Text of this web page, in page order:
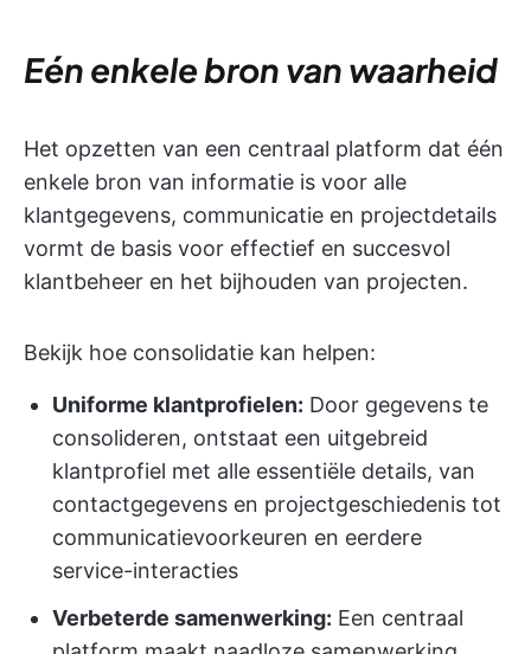
Eén enkele bron van waarheid
Het opzetten van een centraal platform dat één
enkele bron van informatie is voor alle
klantgegevens, communicatie en projectdetails
vormt de basis voor effectief en succesvol
klantbeheer en het bijhouden van projecten.
Bekijk hoe consolidatie kan helpen:
Uniforme klantprofielen: Door gegevens te
consolideren, ontstaat een uitgebreid
klantprofiel met alle essentiële details, van
contactgegevens en projectgeschiedenis tot
communicatievoorkeuren en eerdere
service-interacties
Verbeterde samenwerking: Een centraal